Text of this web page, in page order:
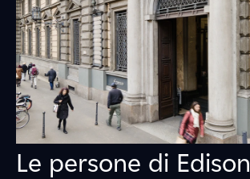
Le persone di Edison